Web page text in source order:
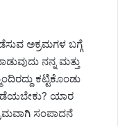
ಅಕ್ರಮಗಳ ಬಗ್ಗೆ
ನನ್ನ ಮತ್ತು
ಕಟ್ಟಿಕೊಂಡು
ಯಾರ
ಸಂಪಾದನೆ